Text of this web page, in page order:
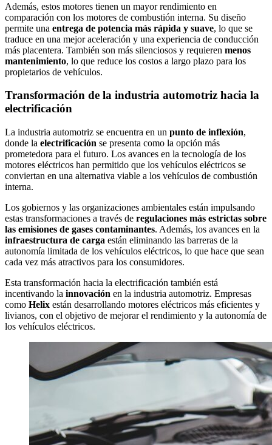
Además, estos motores tienen un mayor rendimiento en
comparación con los motores de combustión interna. Su diseño
permite una entrega de potencia más rápida y suave, lo que se
traduce en una mejor aceleración y una experiencia de conducción
más placentera. También son más silenciosos y requieren menos
mantenimiento, lo que reduce los costos a largo plazo para los
propietarios de vehículos.
Transformación de la industria automotriz hacia la
electrificación
La industria automotriz se encuentra en un punto de inflexión,
donde la electrificación se presenta como la opción más
prometedora para el futuro. Los avances en la tecnología de los
motores eléctricos han permitido que los vehículos eléctricos se
conviertan en una alternativa viable a los vehículos de combustión
interna.
Los gobiernos y las organizaciones ambientales están impulsando
estas transformaciones a través de regulaciones más estrictas sobre
las emisiones de gases contaminantes. Además, los avances en la
infraestructura de carga están eliminando las barreras de la
autonomía limitada de los vehículos eléctricos, lo que hace que sean
cada vez más atractivos para los consumidores.
Esta transformación hacia la electrificación también está
incentivando la innovación en la industria automotriz. Empresas
como Helix están desarrollando motores eléctricos más eficientes y
livianos, con el objetivo de mejorar el rendimiento y la autonomía de
los vehículos eléctricos.